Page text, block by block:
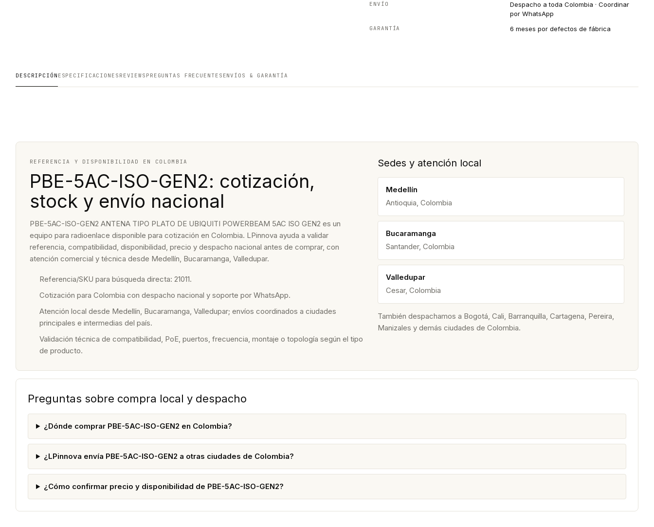
ENVÍO
Despacho a toda Colombia · Coordinar
por WhatsApp
GARANTÍA 6 meses por defectos de fábrica
DESCRIPCIÓN ESPECIFICACIONES REVIEWS PREGUNTAS FRECUENTES ENVÍOS & GARANTÍA
REFERENCIA Y DISPONIBILIDAD EN COLOMBIA
PBE-5AC-ISO-GEN2: cotización,
stock y envío nacional
PBE-5AC-ISO-GEN2 ANTENA TIPO PLATO DE UBIQUITI POWERBEAM 5AC ISO GEN2 es un
equipo para radioenlace disponible para cotización en Colombia. LPinnova ayuda a validar
referencia, compatibilidad, disponibilidad, precio y despacho nacional antes de comprar, con
atención comercial y técnica desde Medellín, Bucaramanga, Valledupar.
Referencia/SKU para búsqueda directa: 21011.
Cotización para Colombia con despacho nacional y soporte por WhatsApp.
Atención local desde Medellín, Bucaramanga, Valledupar; envíos coordinados a ciudades
principales e intermedias del país.
Validación técnica de compatibilidad, PoE, puertos, frecuencia, montaje o topología según el tipo
de producto.
Sedes y atención local
Medellín
Antioquia, Colombia
Bucaramanga
Santander, Colombia
Valledupar
Cesar, Colombia
También despachamos a Bogotá, Cali, Barranquilla, Cartagena, Pereira,
Manizales y demás ciudades de Colombia.
Preguntas sobre compra local y despacho
¿Dónde comprar PBE-5AC-ISO-GEN2 en Colombia?
¿LPinnova envía PBE-5AC-ISO-GEN2 a otras ciudades de Colombia?
¿Cómo confirmar precio y disponibilidad de PBE-5AC-ISO-GEN2?